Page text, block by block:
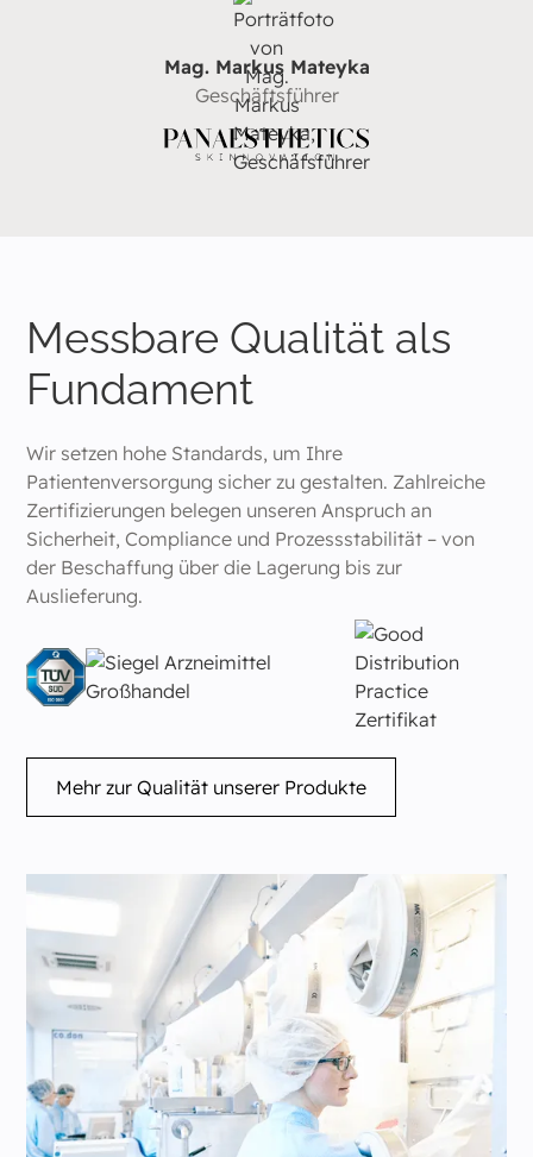
Mag. Markus Mateyka
Geschäftsführer
Messbare Qualität als
Fundament
Wir setzen hohe Standards, um Ihre
Patientenversorgung sicher zu gestalten. Zahlreiche
Zertifizierungen belegen unseren Anspruch an
Sicherheit, Compliance und Prozessstabilität – von
der Beschaffung über die Lagerung bis zur
Auslieferung.
Mehr zur Qualität unserer Produkte